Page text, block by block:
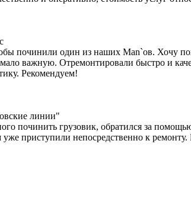
починили один из наших Man`ов. Хочу
важную. Отремонтировали быстро и
Рекомендуем!
линии"
починить грузовик, обратился за
приступили непосредственно к